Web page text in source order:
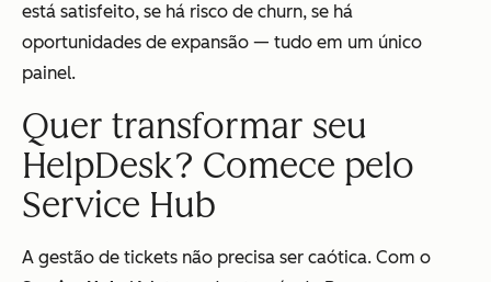
está satisfeito, se há risco de churn, se há
oportunidades de expansão — tudo em um único
painel.
Quer transformar seu
HelpDesk? Comece pelo
Service Hub
A gestão de tickets não precisa ser caótica. Com o